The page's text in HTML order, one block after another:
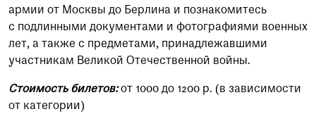
армии от Москвы до Берлина и познакомитесь
с подлинными документами и фотографиями военных
лет, а также с предметами, принадлежавшими
участникам Великой Отечественной войны.
Стоимость билетов:от 1000 до 1200 р. (в зависимости
от категории)